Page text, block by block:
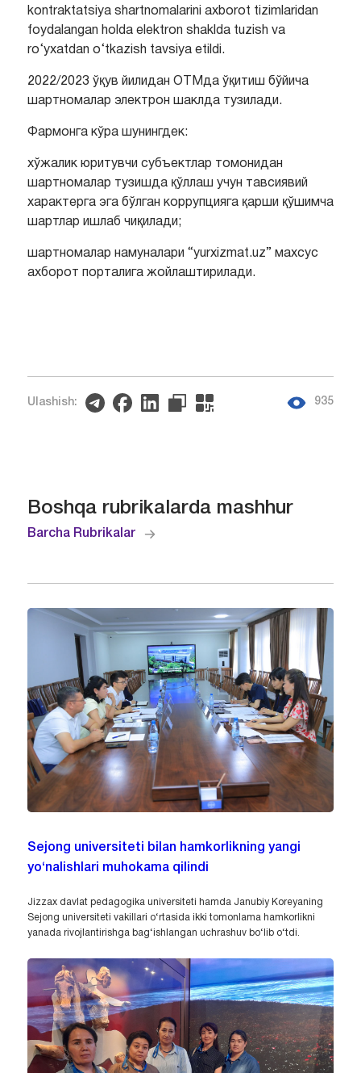
kontraktatsiya shartnomalarini axborot tizimlaridan
foydalangan holda elektron shaklda tuzish va
ro‘yxatdan o‘tkazish tavsiya etildi.
2022/2023 ўқув йилидан ОТМда ўқитиш бўйича
шартномалар электрон шаклда тузилади.
Фармонга кўра шунингдек:
хўжалик юритувчи субъектлар томонидан
шартномалар тузишда қўллаш учун тавсиявий
характерга эга бўлган коррупцияга қарши қўшимча
шартлар ишлаб чиқилади;
шартномалар намуналари “yurxizmat.uz” махсус
ахборот порталига жойлаштирилади.
Ulashish: 935
Boshqa rubrikalarda mashhur
Barcha Rubrikalar
Sejong universiteti bilan hamkorlikning yangi
yo‘nalishlari muhokama qilindi
Jizzax davlat pedagogika universiteti hamda Janubiy Koreyaning
Sejong universiteti vakillari o‘rtasida ikki tomonlama hamkorlikni
yanada rivojlantirishga bag‘ishlangan uchrashuv bo‘lib o‘tdi.